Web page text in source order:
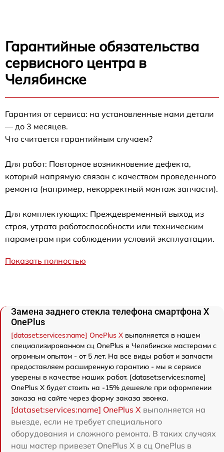
Гарантийные обязательства
сервисного центра в
Челябинске
Гарантия от сервиса: на установленные нами детали
— до 3 месяцев.
Что считается гарантийным случаем?
Для работ: Повторное возникновение дефекта,
который напрямую связан с качеством проведенного
ремонта (например, некорректный монтаж запчасти).
Для комплектующих: Преждевременный выход из
строя, утрата работоспособности или техническим
параметрам при соблюдении условий эксплуатации.
Показать полностью
Замена заднего стекла телефона смартфона X
OnePlus
[dataset:services:name] OnePlus X выполняется в нашем
специализированном сц OnePlus в Челябинске мастерами с
огромным опытом - от 5 лет. На все виды работ и запчасти
предоставляем расширенную гарантию - мы в сервисе
уверены в качестве наших работ. [dataset:services:name]
OnePlus X будет стоить на -15% дешевле при оформлении
заказа на сайте через форму заказа звонка.
[dataset:services:name] OnePlus X выполняется на
выезде, если не требует специального
оборудования и сложного ремонта. В таких случаях
наш мастер привезет OnePlus X в сц OnePlus в